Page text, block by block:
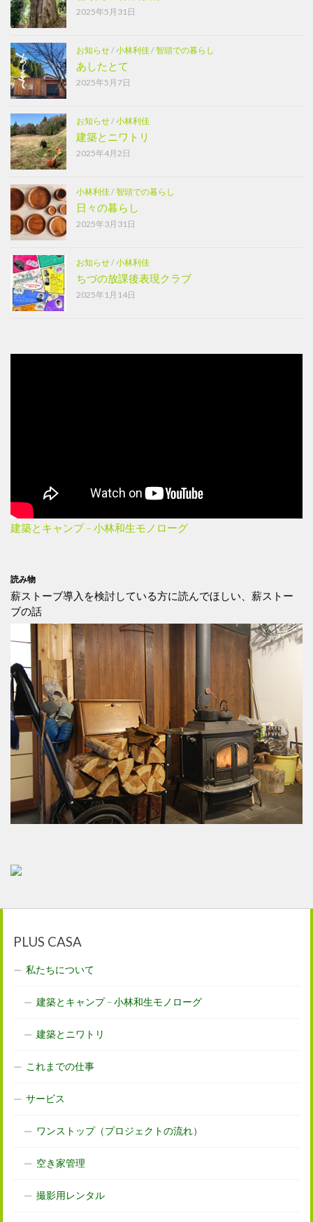
2025年5月31日
お知らせ/小林利佳/智頭での暮らし
あしたとて
2025年5月7日
お知らせ/小林利佳
建築とニワトリ
2025年4月2日
小林利佳/智頭での暮らし
日々の暮らし
2025年3月31日
お知らせ/小林利佳
ちづの放課後表現クラブ
2025年1月14日
建築とキャンプ – 小林和生モノローグ
読み物
薪ストーブ導入を検討している方に読んでほしい、薪ストー
ブの話
PLUS CASA
私たちについて
建築とキャンプ – 小林和生モノローグ
建築とニワトリ
これまでの仕事
サービス
ワンストップ（プロジェクトの流れ）
空き家管理
撮影用レンタル